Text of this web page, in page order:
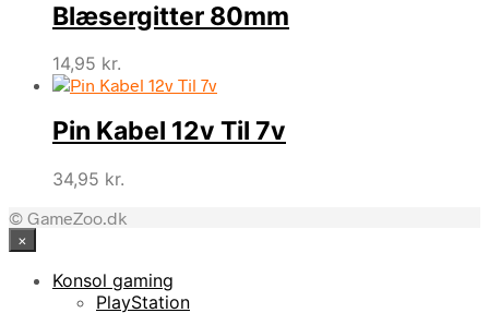
Blæsergitter 80mm
14,95 kr.
Pin Kabel 12v Til 7v
34,95 kr.
© GameZoo.dk
×
Konsol gaming
PlayStation